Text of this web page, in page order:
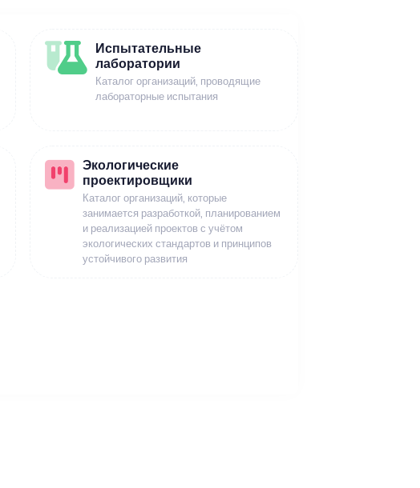
Испытательные
лаборатории
Каталог организаций, проводящие
лабораторные испытания
Экологические
проектировщики
Каталог организаций, которые
занимается разработкой, планированием
и реализацией проектов с учётом
экологических стандартов и принципов
устойчивого развития